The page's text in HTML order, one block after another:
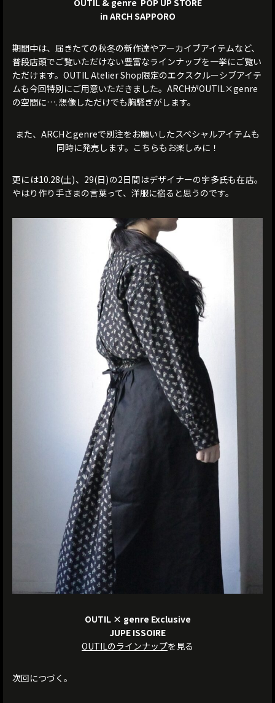
OUTIL & genre POP UP STORE
in ARCH SAPPORO
期間中は、届きたての秋冬の新作達やアーカイブアイテムなど、
普段店頭でご覧いただけない豊富なラインナップを一挙にご覧い
ただけます。OUTIL Atelier Shop限定のエクスクルーシブアイテ
ムも今回特別にご用意いただきました。ARCHがOUTIL×genre
の空間に…. 想像しただけでも胸騒ぎがします。
また、ARCHとgenreで別注をお願いしたスペシャルアイテムも
同時に発売します。こちらもお楽しみに！
更には10.28(土)、29(日)の2日間はデザイナーの宇多氏も在店。
やはり作り手さまの言葉って、洋服に宿ると思うのです。
OUTIL × genre Exclusive
JUPE ISSOIRE
OUTILのラインナップを見る
次回につづく。